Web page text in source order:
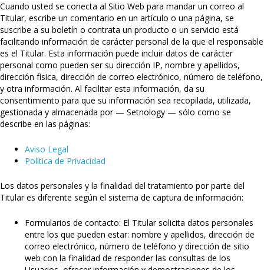
Cuando usted se conecta al Sitio Web para mandar un correo al
Titular, escribe un comentario en un artículo o una página, se
suscribe a su boletín o contrata un producto o un servicio está
facilitando información de carácter personal de la que el responsable
es el Titular. Esta información puede incluir datos de carácter
personal como pueden ser su dirección IP, nombre y apellidos,
dirección física, dirección de correo electrónico, número de teléfono,
y otra información. Al facilitar esta información, da su
consentimiento para que su información sea recopilada, utilizada,
gestionada y almacenada por — Setnology — sólo como se
describe en las páginas:
Aviso Legal
Política de Privacidad
Los datos personales y la finalidad del tratamiento por parte del
Titular es diferente según el sistema de captura de información:
Formularios de contacto: El Titular solicita datos personales
entre los que pueden estar: nombre y apellidos, dirección de
correo electrónico, número de teléfono y dirección de sitio
web con la finalidad de responder las consultas de los